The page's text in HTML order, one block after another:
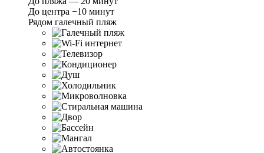
До центра −10 минут
Рядом галечный пляж